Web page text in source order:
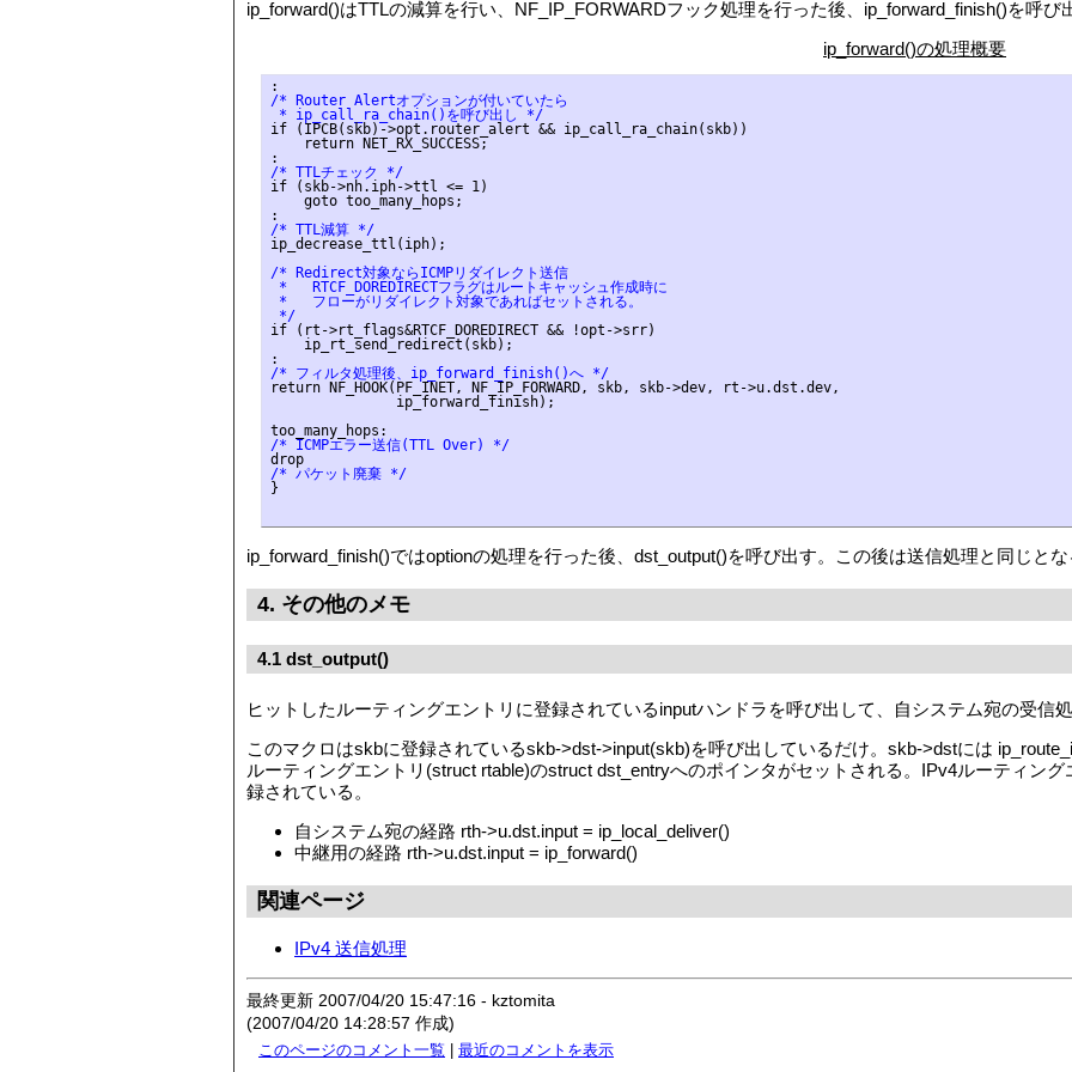
ip_forward()はTTLの減算を行い、NF_IP_FORWARDフック処理を行った後、ip_forward_finish()を呼び
ip_forward()の処理概要
/* Router Alertオプションが付いていたら
* ip_call_ra_chain()を呼び出し */
if (IPCB(skb)->opt.router_alert && ip_call_ra_chain(skb))
    return NET_RX_SUCCESS;
/* TTLチェック */
if (skb->nh.iph->ttl <= 1)
    goto too_many_hops;
/* TTL減算 */
ip_decrease_ttl(iph);
/* Redirect対象ならICMPリダイレクト送信
*
   RTCF_DOREDIRECT
フラグはルートキャッシュ作成時に
*   フローがリダイレクト対象であればセットされる。
*/
if (rt->rt_flags&RTCF_DOREDIRECT && !opt->srr)
    ip_rt_send_redirect(skb);
/* フィルタ処理後、ip_forward_finish()へ */
return NF_HOOK(PF_INET, NF_IP_FORWARD, skb, skb->dev, rt->u.dst.dev,
               ip_forward_finish);
/* ICMPエラー送信(TTL Over) */
drop
/* パケット廃棄 */
}
ip_forward_finish()ではoptionの処理を行った後、dst_output()を呼び出す。この後は送信処理と同じと
4. その他のメモ
4.1 dst_output()
ヒットしたルーティングエントリに登録されているinputハンドラを呼び出して、自システム宛の受信
このマクロはskbに登録されているskb->dst->input(skb)を呼び出しているだけ。skb->dstには
ルーティングエントリ(struct rtable)のstruct dst_entryへのポインタがセットされる。IPv4ルーティン
録されている。
自システム宛の経路 rth->u.dst.input = ip_local_deliver()
中継用の経路 rth->u.dst.input = ip_forward()
関連ページ
IPv4 送信処理
最終更新 2007/04/20 15:47:16 - kztomita
(2007/04/20 14:28:57 作成)
このページのコメント一覧 最近のコメントを表示